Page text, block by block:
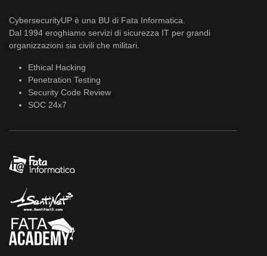
CybersecurityUP è una BU di Fata Informatica.
Dal 1994 eroghiamo servizi di sicurezza IT per grandi
organizzazioni sia civili che militari.
Ethical Hacking
Penetration Testing
Security Code Review
SOC 24x7